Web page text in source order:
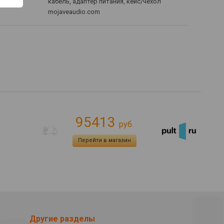
mojaveaudio.com
95413 руб.
Перейти в магазин
Другие разделы